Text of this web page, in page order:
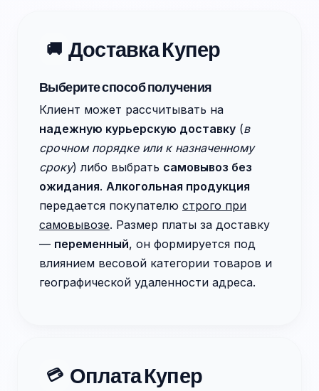
🚚 Доставка Купер
Выберите способ получения
Клиент может рассчитывать на
надежную курьерскую доставку (в
срочном порядке или к назначенному
сроку) либо выбрать самовывоз без
ожидания. Алкогольная продукция
передается покупателю строго при
самовывозе. Размер платы за доставку
— переменный, он формируется под
влиянием весовой категории товаров и
географической удаленности адреса.
💳 Оплата Купер